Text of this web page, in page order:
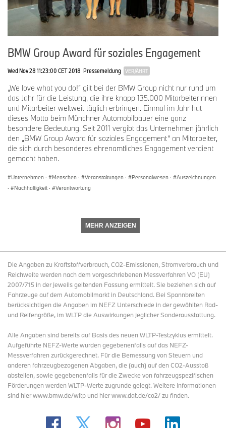
BMW Group Award für soziales Engagement
Wed Nov 28 11:23:00 CET 2018 Pressemeldung VERJÄHRT
„We love what you do!“ gilt bei der BMW Group nicht nur rund um
das Jahr für die Leistung, die ihre knapp 135.000 Mitarbeiterinnen
und Mitarbeiter weltweit täglich erbringen. Einmal im Jahr hat
dieses Motto beim Münchner Automobilbauer eine ganz
besondere Bedeutung. Seit 2011 vergibt das Unternehmen jährlich
den „BMW Group Award für soziales Engagement“ an Mitarbeiter,
die sich durch besonderes ehrenamtliches Engagement verdient
gemacht haben.
Unternehmen · Menschen · Veranstaltungen · Personalwesen ·
Auszeichnungen
·
Nachhaltigkeit · Verantwortung
MEHR ANZEIGEN
Die Angaben zu Kraftstoffverbrauch, CO2-Emissionen, Stromverbrauch und
Reichweite werden nach dem vorgeschriebenen Messverfahren VO (EU)
2007/715 in der jeweils geltenden Fassung ermittelt. Sie beziehen sich auf
Fahrzeuge auf dem Automobilmarkt in Deutschland. Bei Spannbreiten
berücksichtigen die Angaben im NEFZ Unterschiede in der gewählten Rad-
und Reifengröße, im WLTP die Auswirkungen jeglicher Sonderausstattung.
Alle Angaben sind bereits auf Basis des neuen WLTP-Testzyklus ermittelt.
Aufgeführte NEFZ-Werte wurden gegebenenfalls auf das NEFZ-
Messverfahren zurückgerechnet. Für die Bemessung von Steuern und
anderen fahrzeugbezogenen Abgaben, die (auch) auf den CO2-Ausstoß
abstellen, sowie gegebenenfalls für die Zwecke von fahrzeugspezifischen
Förderungen werden WLTP-Werte zugrunde gelegt. Weitere Informationen
sind hier www.bmw.de/wltp und hier www.dat.de/co2/ zu finden.